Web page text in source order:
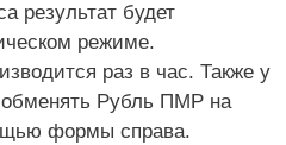
результат будет
режиме.
раз в час. Также у
обменять Рубль ПМР на
формы справа.